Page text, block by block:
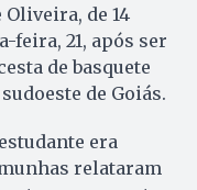
Oliveira, de 14
feira, 21, após ser
de basquete
de Goiás.
era
relataram